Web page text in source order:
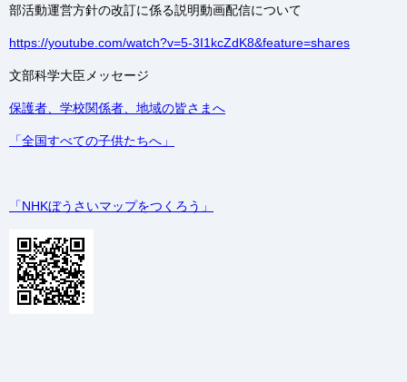
部活動運営方針の改訂に係る説明動画配信について
https://youtube.com/watch?v=5-3I1kcZdK8&feature=shares
文部科学大臣メッセージ
保護者、学校関係者、地域の皆さまへ
「全国すべての子供たちへ」
「NHKぼうさいマップをつくろう」